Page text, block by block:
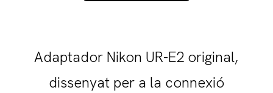
Adaptador Nikon UR-E2 original,
dissenyat per a la connexió